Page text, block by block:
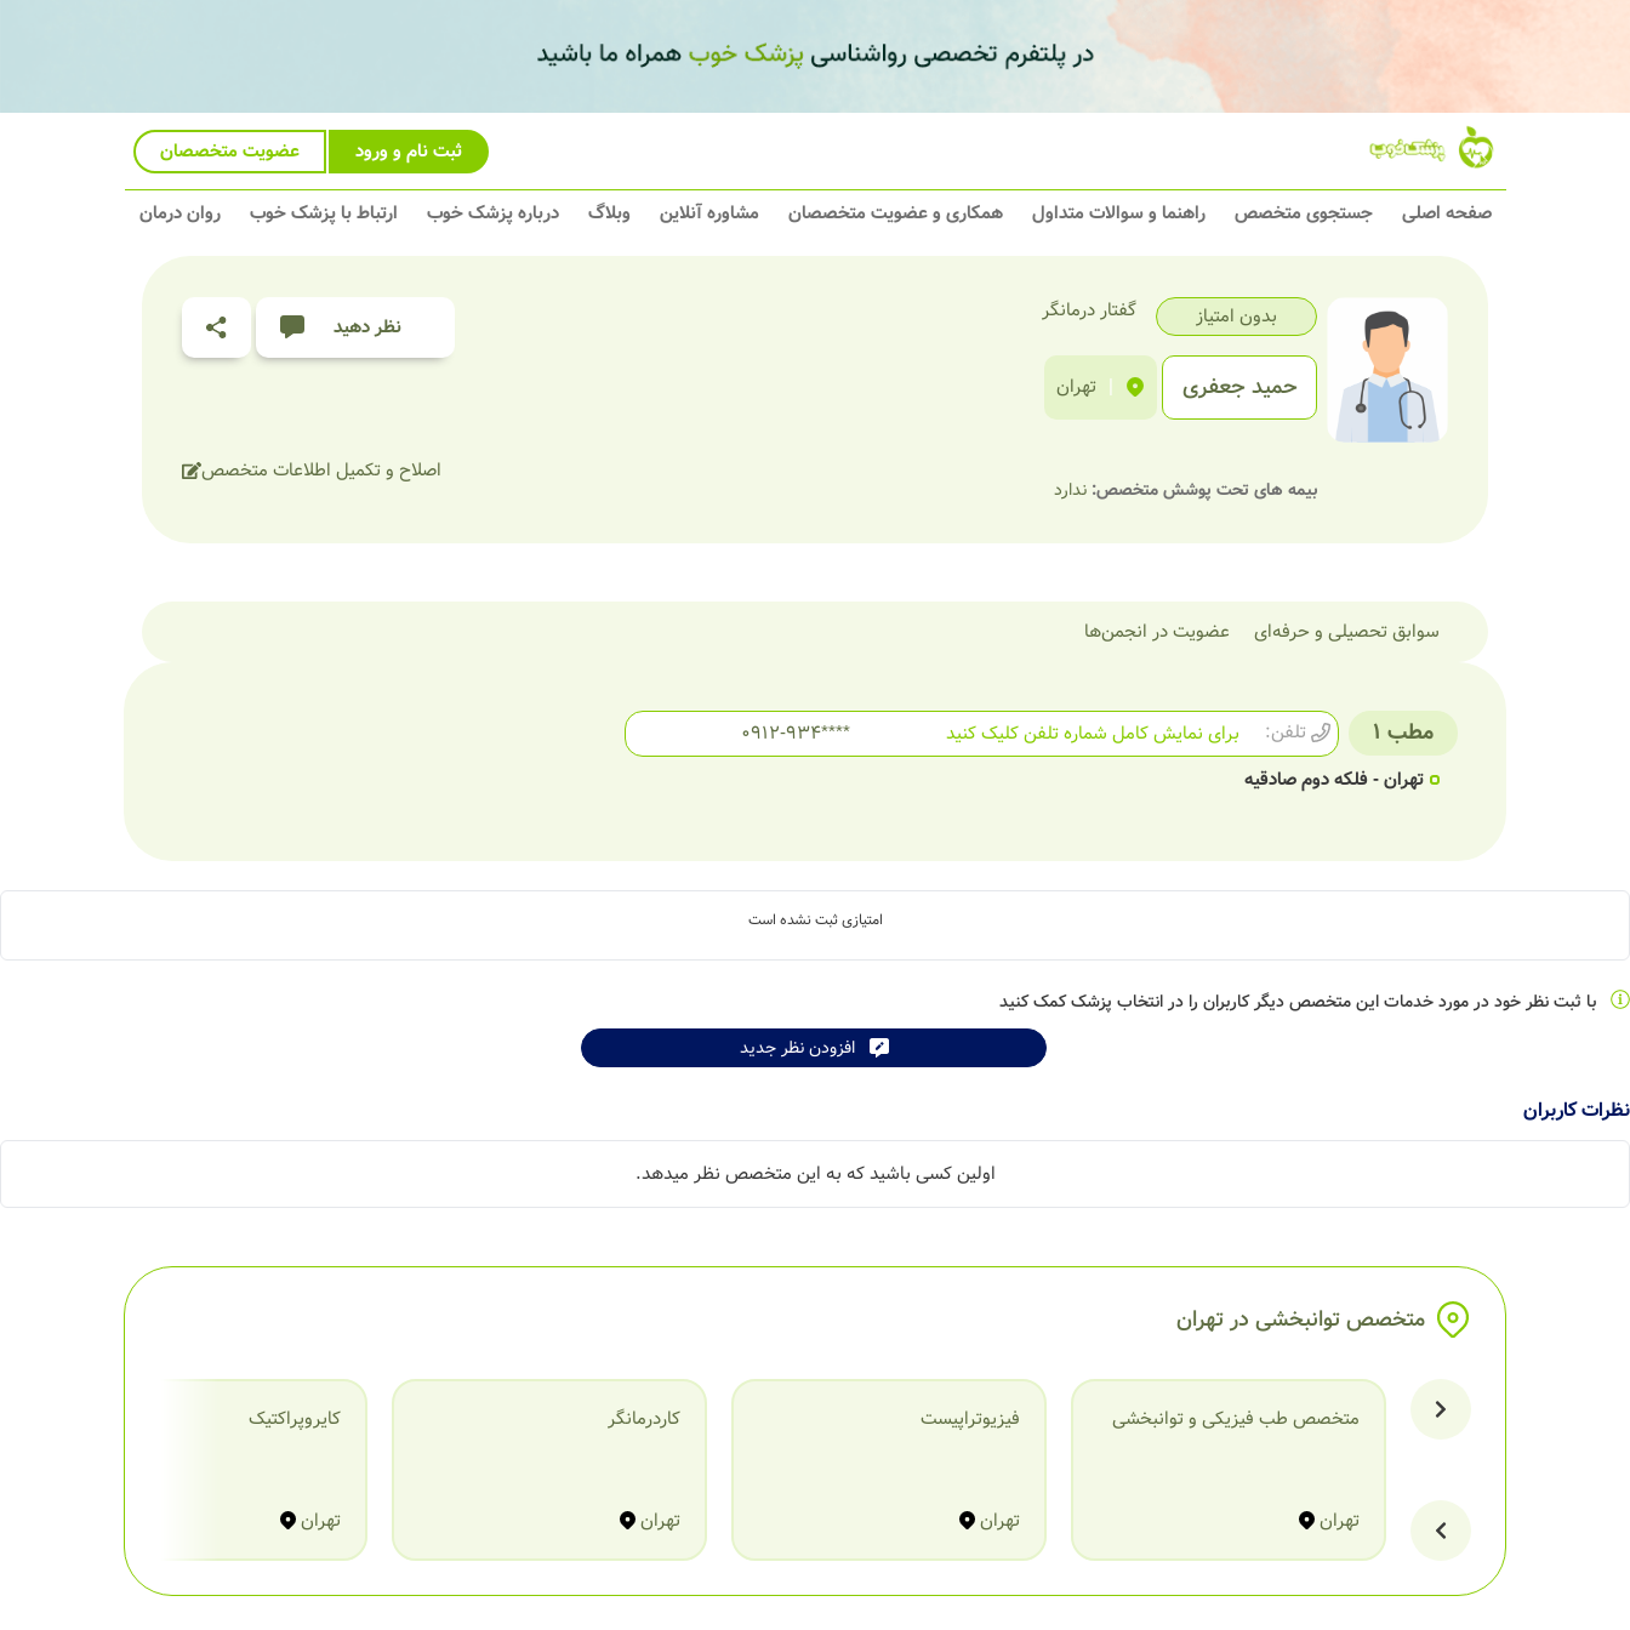
ثبت نام و ورود عضویت متخصصان
صفحه اصلی جستجوی متخصص راهنما و سوالات متداول همکاری و عضویت متخصصان مشاوره آنلاین وبلاگ درباره پزشک خوب ارتباط با پزشک خوب روان درمان
بدون امتیاز گفتار درمانگر
حمید جعفری | تهران
بیمه های تحت پوشش متخصص:ندارد
نظر دهید
اصلاح و تکمیل اطلاعات متخصص
سوابق تحصیلی و حرفه‌ای عضویت در انجمن‌ها
مطب 1 تلفن: 0912-934****
برای نمایش کامل شماره تلفن کلیک کنید
تهران - فلکه دوم صادقیه
امتیازی ثبت نشده است
با ثبت نظر خود در مورد خدمات این متخصص دیگر کاربران را در انتخاب پزشک کمک کنید
افزودن نظر جدید
نظرات کاربران
اولین کسی باشید که به این متخصص نظر میدهد.
متخصص توانبخشی در تهران
متخصص طب فیزیکی و توانبخشی
تهران
فیزیوتراپیست
تهران
کاردرمانگر
تهران
کایروپراکتیک
تهران